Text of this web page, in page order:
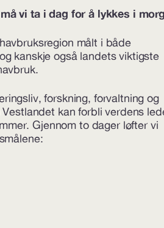
vi ta i dag for å lykkes i
målt i både
kanskje også landets viktigste
forskning, forvaltning og
kan forbli verdens
Gjennom to dager løfter vi